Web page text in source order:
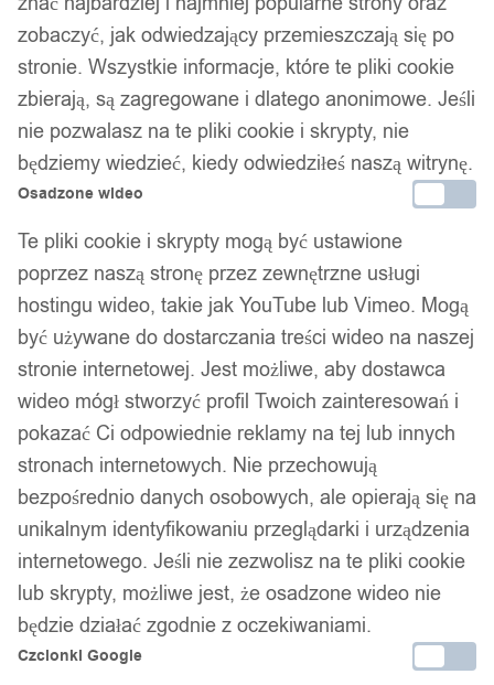
/ 4
Piękna pierścionek obrączka
cyrkonie 316l r.17
Darmowa dostawa od 90 zł
Dostawa w 24h
Zamówienia złożone do 14:00 wysyłamy tego samego dnia.
Dostawa w 24h
Zamówienia złożone do 14:00 wysyłamy tego samego dnia.
Kod produktu:
O23-CYRK-17
Dostępny w magazynie - szybka dostawa
zobaczyć, jak odwiedzający przemieszczają się po
stronie. Wszystkie informacje, które te pliki cookie
zbierają, są zagregowane i dlatego anonimowe. Jeśli
nie pozwalasz na te pliki cookie i skrypty, nie
będziemy wiedzieć, kiedy odwiedziłeś naszą witrynę.
Osadzone wideo
Te pliki cookie i skrypty mogą być ustawione
poprzez naszą stronę przez zewnętrzne usługi
hostingu wideo, takie jak YouTube lub Vimeo. Mogą
być używane do dostarczania treści wideo na naszej
stronie internetowej. Jest możliwe, aby dostawca
wideo mógł stworzyć profil Twoich zainteresowań i
pokazać Ci odpowiednie reklamy na tej lub innych
stronach internetowych. Nie przechowują
bezpośrednio danych osobowych, ale opierają się na
unikalnym identyfikowaniu przeglądarki i urządzenia
internetowego. Jeśli nie zezwolisz na te pliki cookie
lub skrypty, możliwe jest, że osadzone wideo nie
będzie działać zgodnie z oczekiwaniami.
Czcionki Google